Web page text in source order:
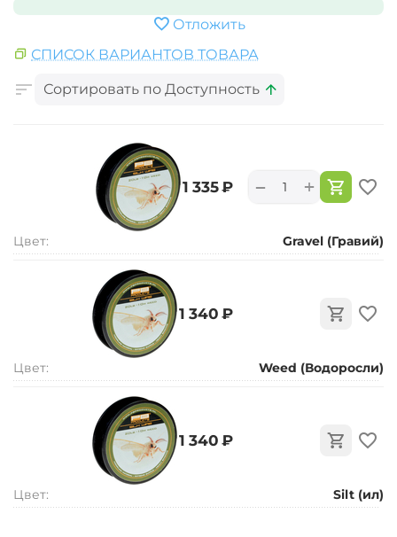
Отложить
СПИСОК ВАРИАНТОВ ТОВАРА
Сортировать по Доступность
‍1 335‍ ₽ +
−
Цвет: Gravel (Гравий)
‍1 340‍ ₽
Цвет: Weed (Водоросли)
‍1 340‍ ₽
Цвет: Silt (ил)